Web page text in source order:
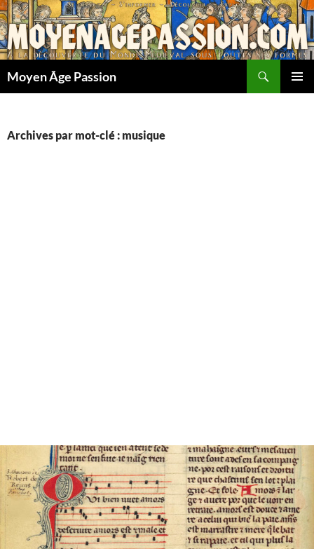
Aller
au
contenu
Moyen Âge Passion
Archives par mot-clé : musique